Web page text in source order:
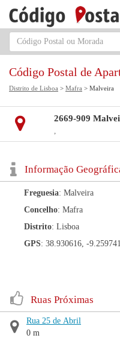
Código Postal de
Distrito de Lisboa > Mafra > Malveira
2669-909
,
Informação
Freguesia: Malveira
Concelho: Mafra
Distrito: Lisboa
GPS: 38.930616, -9.259741
Ruas Próximas
Rua 25 de Abril
0 m